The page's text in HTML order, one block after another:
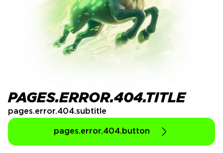
PAGES.ERROR.404.TITLE
pages.error.404.subtitle
pages.error.404.button